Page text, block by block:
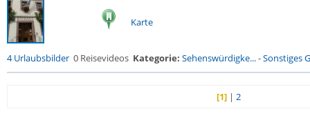
Karte
4 Urlaubsbilder 0 Reisevideos Kategorie: Sehenswürdigke...-Sonstiges
[1] |2